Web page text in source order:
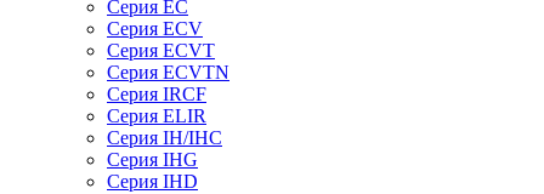
Серия EC
Серия ECV
Серия ECVT
Серия ECVTN
Серия IRCF
Серия ELIR
Серия IH/IHC
Серия IHG
Серия IHD